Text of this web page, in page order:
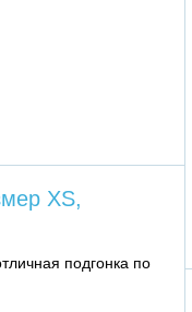
XS,
подгонка по